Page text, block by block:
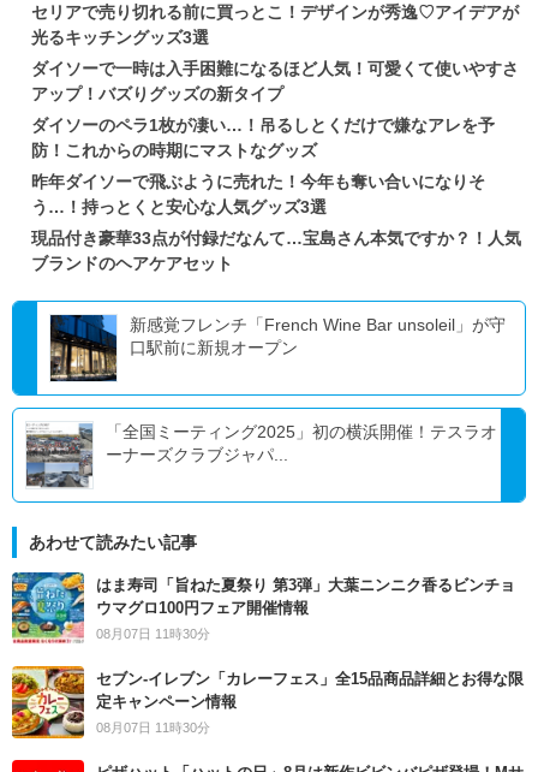
セリアで売り切れる前に買っとこ！デザインが秀逸♡アイデアが
光るキッチングッズ3選
ダイソーで一時は入手困難になるほど人気！可愛くて使いやすさ
アップ！バズりグッズの新タイプ
ダイソーのペラ1枚が凄い…！吊るしとくだけで嫌なアレを予
防！これからの時期にマストなグッズ
昨年ダイソーで飛ぶように売れた！今年も奪い合いになりそ
う…！持っとくと安心な人気グッズ3選
現品付き豪華33点が付録だなんて…宝島さん本気ですか？！人気
ブランドのヘアケアセット
新感覚フレンチ「French Wine Bar unsoleil」が守
口駅前に新規オープン
「全国ミーティング2025」初の横浜開催！テスラオ
ーナーズクラブジャパ...
あわせて読みたい記事
はま寿司「旨ねた夏祭り 第3弾」大葉ニンニク香るビンチョ
ウマグロ100円フェア開催情報
08月07日 11時30分
セブン‐イレブン「カレーフェス」全15品商品詳細とお得な限
定キャンペーン情報
08月07日 11時30分